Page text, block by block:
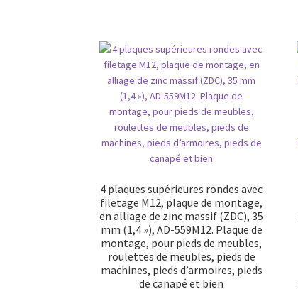
4 plaques supérieures rondes avec
filetage M12, plaque de montage,
en alliage de zinc massif (ZDC), 35
mm (1,4 »), AD-559M12. Plaque de
montage, pour pieds de meubles,
roulettes de meubles, pieds de
machines, pieds d’armoires, pieds
de canapé et bien